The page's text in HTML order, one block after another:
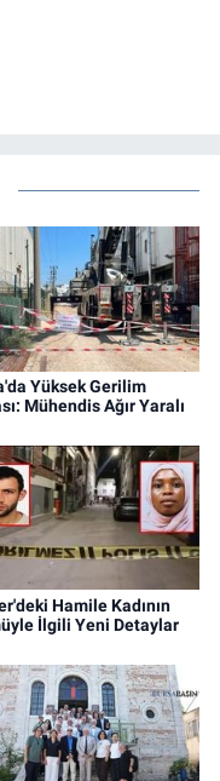
Yüksek Gerilim
Mühendis Ağır Yaralı
Hamile Kadının
İlgili Yeni Detaylar